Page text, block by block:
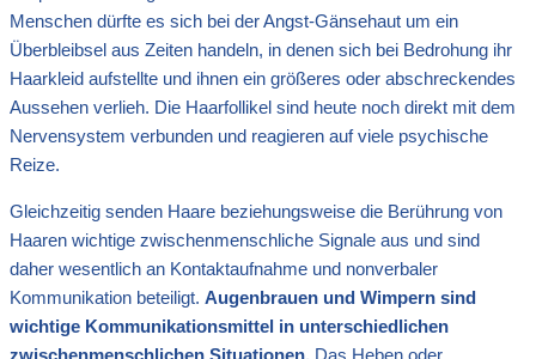
Menschen dürfte es sich bei der Angst-Gänsehaut um ein
Überbleibsel aus Zeiten handeln, in denen sich bei Bedrohung ihr
Haarkleid aufstellte und ihnen ein größeres oder abschreckendes
Aussehen verlieh. Die Haarfollikel sind heute noch direkt mit dem
Nervensystem verbunden und reagieren auf viele psychische
Reize.
Gleichzeitig senden Haare beziehungsweise die Berührung von
Haaren wichtige zwischenmenschliche Signale aus und sind
daher wesentlich an Kontaktaufnahme und nonverbaler
Kommunikation beteiligt. Augenbrauen und Wimpern sind
wichtige Kommunikationsmittel in unterschiedlichen
zwischenmenschlichen Situationen. Das Heben oder